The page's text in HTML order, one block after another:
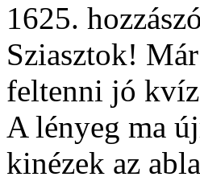
1625.
Sziasztok!
feltenni jó
A lényeg ma
kinézek az